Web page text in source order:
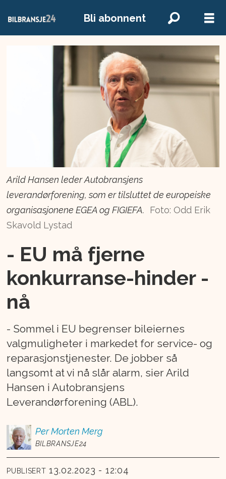
Bli abonnent
Arild Hansen leder Autobransjens
leverandørforening, som er tilsluttet de europeiske
organisasjonene EGEA og FIGIEFA.
Foto: Odd Erik
Skavold Lystad
- EU må fjerne
konkurranse-hinder -
nå
- Sommel i EU begrenser bileiernes
valgmuligheter i markedet for service- og
reparasjonstjenester. De jobber så
langsomt at vi nå slår alarm, sier Arild
Hansen i Autobransjens
Leverandørforening (ABL).
Per Morten Merg
BILBRANSJE24
PUBLISERT 13.02.2023 - 12:04